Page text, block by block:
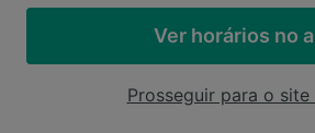
Ver horários no
Prosseguir para o site